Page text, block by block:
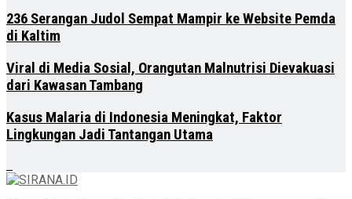
236 Serangan Judol Sempat Mampir ke Website Pemda
di Kaltim
Viral di Media Sosial, Orangutan Malnutrisi Dievakuasi
dari Kawasan Tambang
Kasus Malaria di Indonesia Meningkat, Faktor
Lingkungan Jadi Tantangan Utama